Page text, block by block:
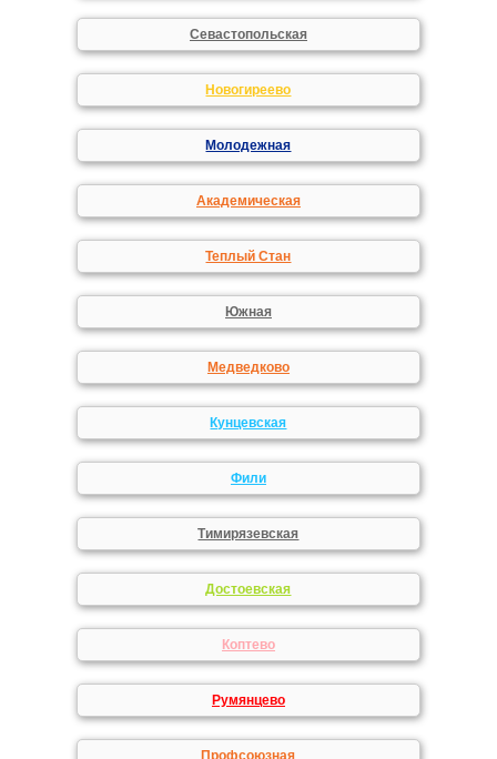
Севастопольская
Новогиреево
Молодежная
Академическая
Теплый Стан
Южная
Медведково
Кунцевская
Фили
Тимирязевская
Достоевская
Коптево
Румянцево
Профсоюзная